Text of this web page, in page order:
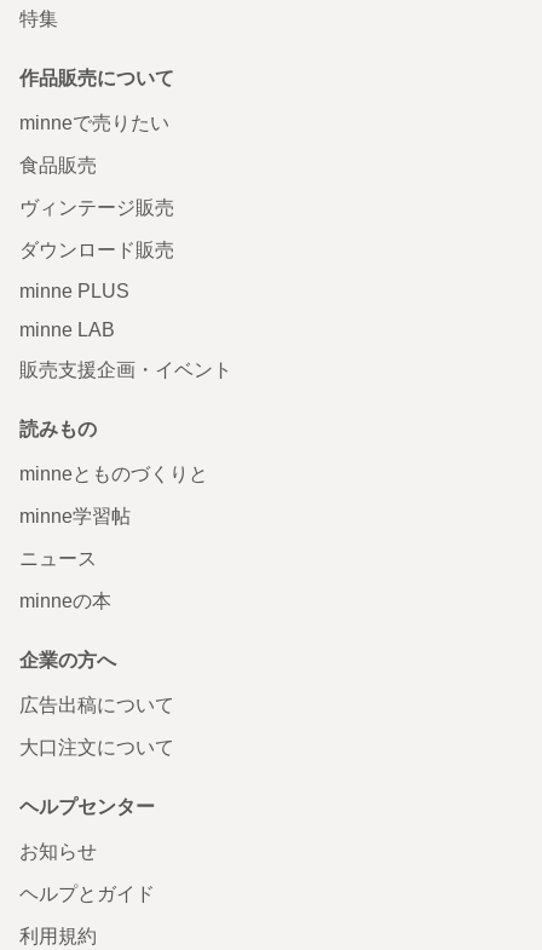
特集
作品販売について
minneで売りたい
食品販売
ヴィンテージ販売
ダウンロード販売
minne PLUS
minne LAB
販売支援企画・イベント
読みもの
minneとものづくりと
minne学習帖
ニュース
minneの本
企業の方へ
広告出稿について
大口注文について
ヘルプセンター
お知らせ
ヘルプとガイド
利用規約